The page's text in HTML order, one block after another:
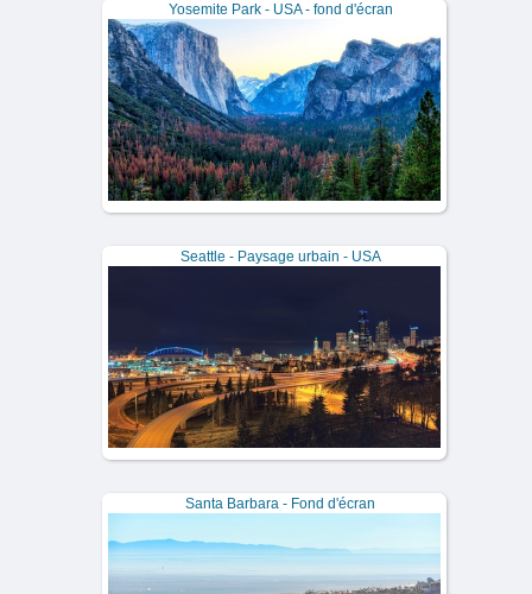
Yosemite Park - USA - fond d'écran
Seattle - Paysage urbain - USA
Santa Barbara - Fond d'écran